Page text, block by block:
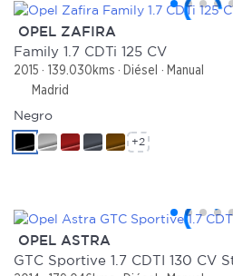
OPEL ZAFIRA
Family 1.7 CDTi 125 CV
2015 139.030kms Diésel
Manual
Madrid
Negro
+2
OPEL ASTRA